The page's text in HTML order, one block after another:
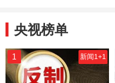
央视榜单
1 新闻1+1